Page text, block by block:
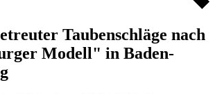
Taubenschläge nach
Modell" in Baden-